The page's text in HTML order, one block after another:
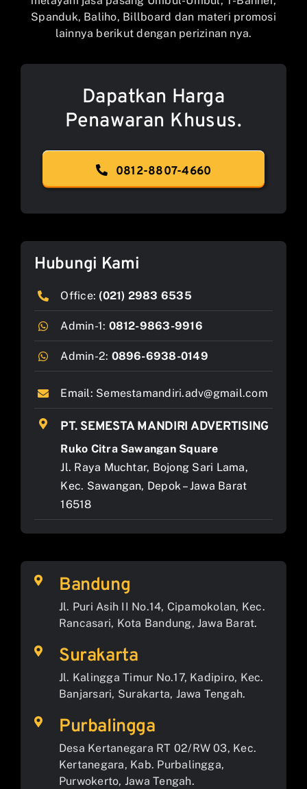
Spanduk, Baliho, Billboard dan materi promosi
lainnya berikut dengan perizinan nya.
Dapatkan Harga
Penawaran Khusus.
0812-8807-4660
Hubungi Kami
Office: (021) 2983 6535
Admin-1: 0812-9863-9916
Admin-2: 0896-6938-0149
Email: Semestamandiri.adv@gmail.com
PT. SEMESTA MANDIRI ADVERTISING
Ruko Citra Sawangan Square
Jl. Raya Muchtar, Bojong Sari Lama,
Kec. Sawangan, Depok – Jawa Barat
16518
Bandung
Jl. Puri Asih II No.14, Cipamokolan, Kec.
Rancasari, Kota Bandung, Jawa Barat.
Surakarta
Jl. Kalingga Timur No.17, Kadipiro, Kec.
Banjarsari, Surakarta, Jawa Tengah.
Purbalingga
Desa Kertanegara RT 02/RW 03, Kec.
Kertanegara, Kab. Purbalingga,
Purwokerto, Jawa Tengah.